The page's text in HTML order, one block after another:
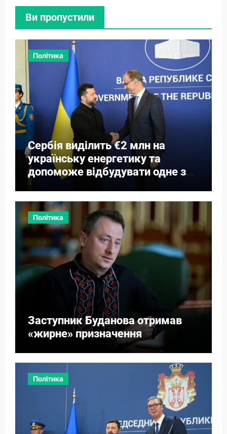
Ви пропустили
Політика
Сербія виділить €2 млн на
українську енергетику та
допоможе відбудувати одне з
міст
Політика
Заступник Буданова отримав
«жирне» призначення
Політика